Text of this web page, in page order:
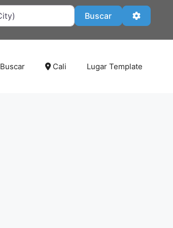
BuscarBuscar
Buscar Cali Lugar Template